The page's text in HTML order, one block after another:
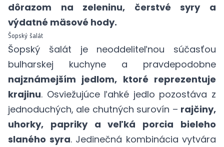
dôrazom na zeleninu, čerstvé syry a
výdatné mäsové hody.
Šopský šalát
Šopský šalát je neoddeliteľnou súčasťou
bulharskej kuchyne a pravdepodobne
najznámejším jedlom, ktoré reprezentuje
krajinu. Osviežujúce ľahké jedlo pozostáva z
jednoduchých, ale chutných surovín – rajčiny,
uhorky, papriky a veľká porcia bieleho
slaného syra. Jedinečná kombinácia vytvára